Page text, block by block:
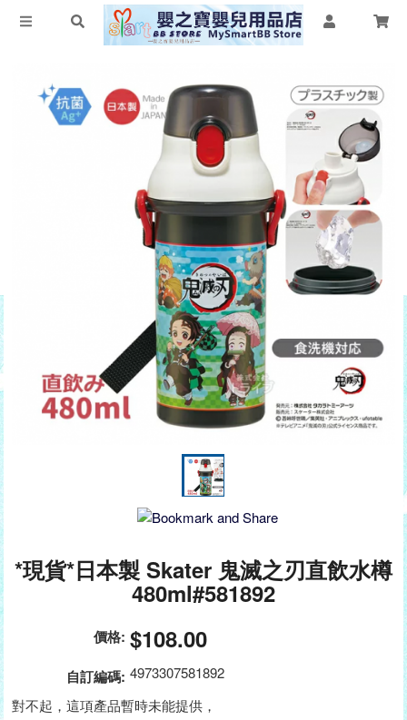
*現貨*日本製 Skater 鬼滅之刃直飲水樽
480ml#581892
價格: $108.00
自訂編碼: 4973307581892
對不起，這項產品暫時未能提供，